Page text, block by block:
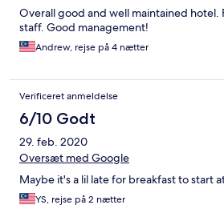
Overall good and well maintained hotel.
staff. Good management!
Andrew, rejse på 4 nætter
Verificeret anmeldelse
6/10 Godt
29. feb. 2020
Oversæt med Google
Maybe it's a lil late for breakfast to start
YS, rejse på 2 nætter